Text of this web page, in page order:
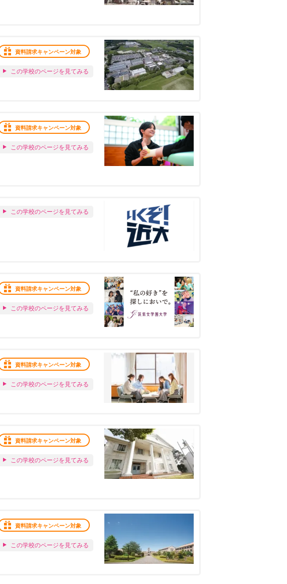
資料請求キャンペーン対象
この学校のページを見てみる
資料請求キャンペーン対象
この学校のページを見てみる
この学校のページを見てみる
資料請求キャンペーン対象
この学校のページを見てみる
資料請求キャンペーン対象
この学校のページを見てみる
資料請求キャンペーン対象
この学校のページを見てみる
資料請求キャンペーン対象
この学校のページを見てみる